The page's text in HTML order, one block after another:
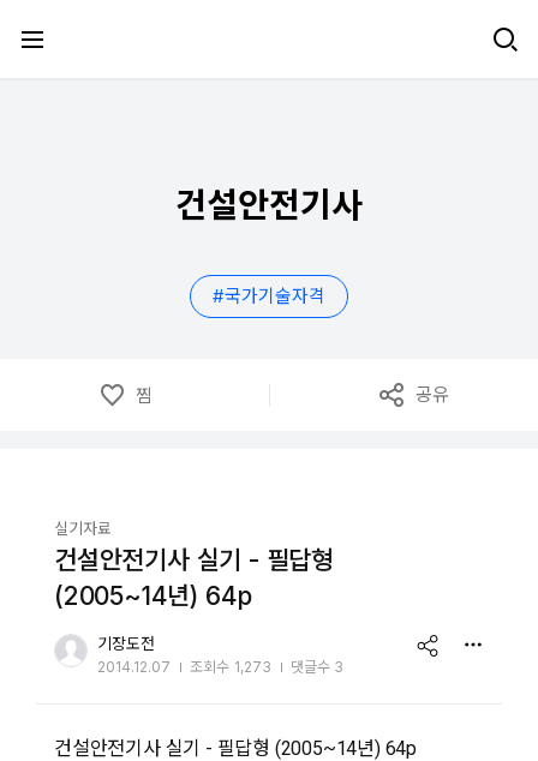
건설안전기사
#국가기술자격
찜 공유
실기자료
건설안전기사 실기 - 필답형
(2005~14년) 64p
기장도전
2014.12.07 조회수 1,273 댓글수 3
share
건설안전기사 실기 - 필답형 (2005~14년) 64p